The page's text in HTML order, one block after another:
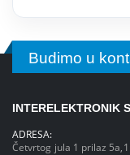
Budimo u
INTERELEKTRONIK
ADRESA:
Četvrtog jula 1 prilaz